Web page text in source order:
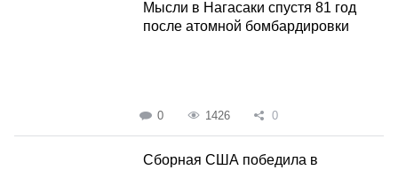
Мысли в Нагасаки спустя 81 год
после атомной бомбардировки
0 1426 0
Сборная США победила в